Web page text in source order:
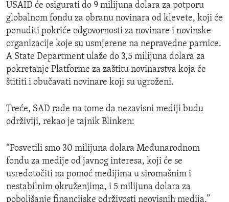
USAID će osigurati do 9 milijuna dolara za potporu
globalnom fondu za obranu novinara od klevete, koji će
ponuditi pokriće odgovornosti za novinare i novinske
organizacije koje su usmjerene na nepravedne parnice.
A State Department ulaže do 3,5 milijuna dolara za
pokretanje Platforme za zaštitu novinarstva koja će
štititi i obučavati novinare koji su ugroženi.
Treće, SAD rade na tome da nezavisni mediji budu
održiviji, rekao je tajnik Blinken:
“Posvetili smo 30 milijuna dolara Međunarodnom
fondu za medije od javnog interesa, koji će se
usredotočiti na pomoć medijima u siromašnim i
nestabilnim okruženjima, i 5 milijuna dolara za
poboljšanje financijske održivosti neovisnih medija.”